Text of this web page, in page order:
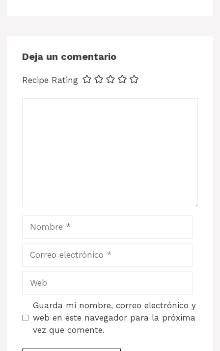
Deja un comentario
Recipe Rating
electrónico
Guarda mi nombre, correo electrónico y
web en este navegador para la próxima
vez que comente.